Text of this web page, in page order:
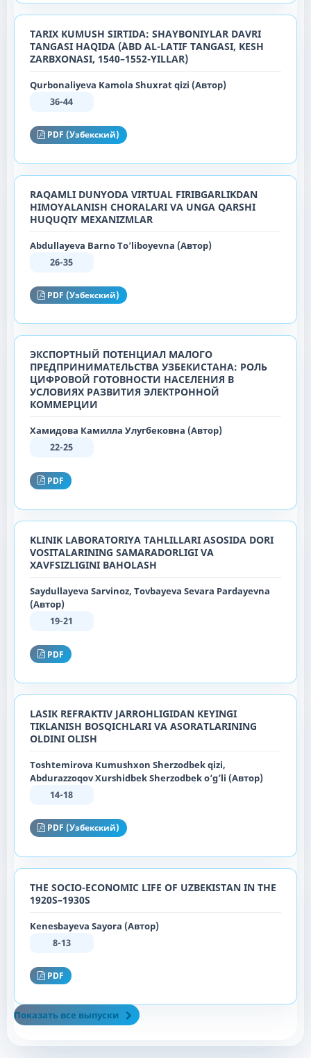
TARIX KUMUSH SIRTIDA: SHAYBONIYLAR DAVRI
TANGASI HAQIDA (`ABD AL-LATIF TANGASI, KESH
ZARBXONASI, 1540–1552-YILLAR)
Qurbonaliyeva Kamola Shuxrat qizi (Автор)
36-44
PDF (Узбекский)
RAQAMLI DUNYODA VIRTUAL FIRIBGARLIKDAN
HIMOYALANISH CHORALARI VA UNGA QARSHI
HUQUQIY MEXANIZMLAR
Abdullayeva Barno To’liboyevna (Автор)
26-35
PDF (Узбекский)
ЭКСПОРТНЫЙ ПОТЕНЦИАЛ МАЛОГО
ПРЕДПРИНИМАТЕЛЬСТВА УЗБЕКИСТАНА: РОЛЬ
ЦИФРОВОЙ ГОТОВНОСТИ НАСЕЛЕНИЯ В
УСЛОВИЯХ РАЗВИТИЯ ЭЛЕКТРОННОЙ
КОММЕРЦИИ
Хамидова Камилла Улугбековна (Автор)
22-25
PDF
KLINIK LABORATORIYA TAHLILLARI ASOSIDA DORI
VOSITALARINING SAMARADORLIGI VA
XAVFSIZLIGINI BAHOLASH
Saydullayeva Sarvinoz, Tovbayeva Sevara Pardayevna
(Автор)
19-21
PDF
LASIK REFRAKTIV JARROHLIGIDAN KEYINGI
TIKLANISH BOSQICHLARI VA ASORATLARINING
OLDINI OLISH
Toshtemirova Kumushxon Sherzodbek qizi,
Abdurazzoqov Xurshidbek Sherzodbek o‘g’li (Автор)
14-18
PDF (Узбекский)
THE SOCIO-ECONOMIC LIFE OF UZBEKISTAN IN THE
1920S–1930S
Kenesbayeva Sayora (Автор)
8-13
PDF
Показать все выпуски